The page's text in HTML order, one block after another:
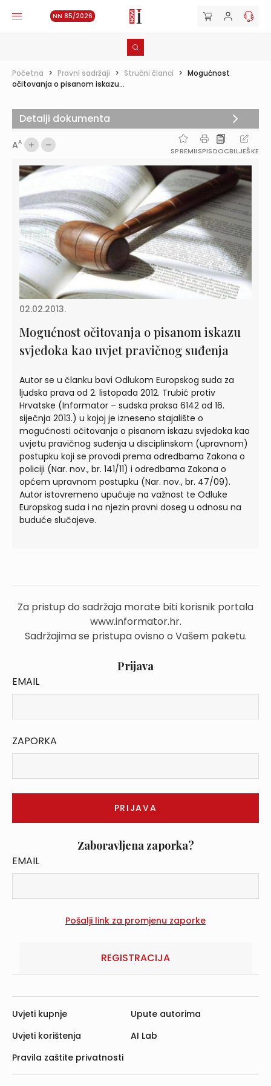
NN 85/2026
Početna > Pravni sadržaji > Stručni članci > Mogućnost
očitovanja o pisanom iskazu...
AA
SPREMIISPISDOCBILJEŠKE
02.02.2013.
Mogućnost očitovanja o pisanom iskazu
svjedoka kao uvjet pravičnog suđenja
Autor se u članku bavi Odlukom Europskog suda za
ljudska prava od 2. listopada 2012. Trubić protiv
Hrvatske (Informator – sudska praksa 6142 od 16.
siječnja 2013.) u kojoj je izneseno stajalište o
mogućnosti očitovanja o pisanom iskazu svjedoka kao
uvjetu pravičnog suđenja u disciplinskom (upravnom)
postupku koji se provodi prema odredbama Zakona o
policiji (Nar. nov., br. 141/11) i odredbama Zakona o
općem upravnom postupku (Nar. nov., br. 47/09).
Autor istovremeno upućuje na važnost te Odluke
Europskog suda i na njezin pravni doseg u odnosu na
buduće slučajeve.
Za pristup do sadržaja morate biti korisnik portala
www.informator.hr.
Sadržajima se pristupa ovisno o Vašem paketu.
Prijava
EMAIL
ZAPORKA
Zaboravljena zaporka?
EMAIL
REGISTRACIJA
Detalji dokumenta
Uvjeti kupnje
Uvjeti korištenja
Pravila zaštite privatnosti
Upute autorima
AI Lab